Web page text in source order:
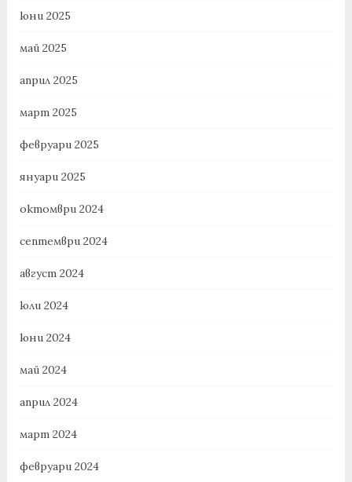
юни 2025
май 2025
април 2025
март 2025
февруари 2025
януари 2025
октомври 2024
септември 2024
август 2024
юли 2024
юни 2024
май 2024
април 2024
март 2024
февруари 2024